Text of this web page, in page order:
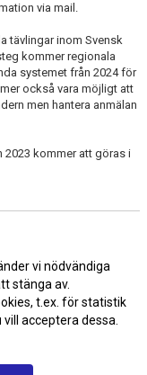
via mail.
tävlingar inom Svensk
kommer regionala
systemet från 2024 för
också vara möjligt att
men hantera anmälan
2023 kommer att göras i
vi nödvändiga
stänga av.
t.ex. för statistik
acceptera dessa.